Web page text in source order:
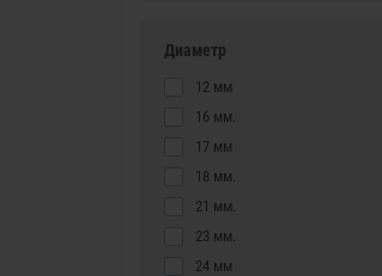
Диаметр
12 мм
16 мм.
17 мм
18 мм.
21 мм.
23 мм.
24 мм